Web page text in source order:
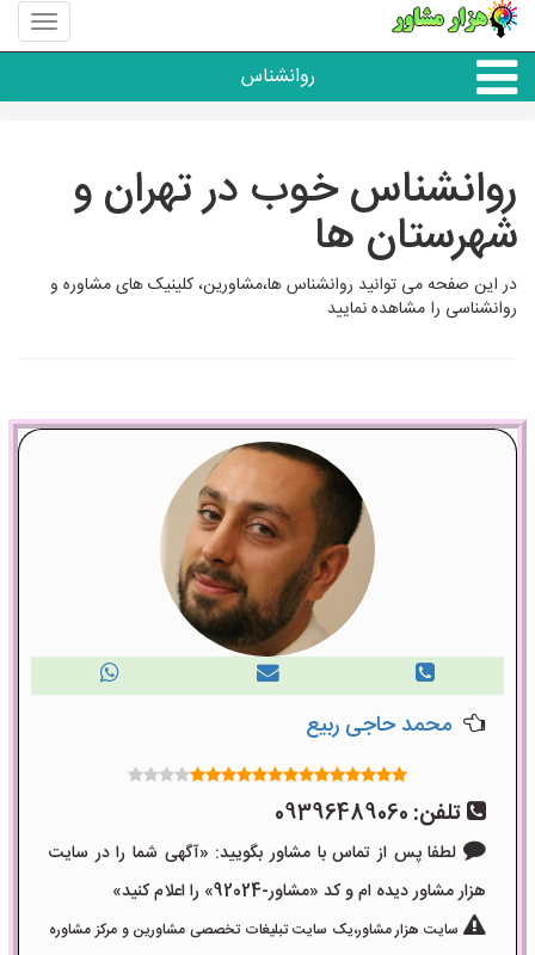
منوی
سایت
مشاور
روانشناس
گروه روانشناسی
روانشناس خوب در تهران و
شهرستان ها
در این صفحه می توانید روانشناس ها،مشاورین، کلینیک های مشاوره و
روانشناسی را مشاهده نمایید
محمد حاجی ربیع
تلفن: 09396489060
لطفا پس از تماس با مشاور بگویید: «آگهی شما را در سایت
هزار مشاور دیده ام و کد «مشاور-92024» را اعلام کنید»
سایت هزار مشاور،یک سایت تبلیغات تخصصی مشاورین و مرکز مشاوره